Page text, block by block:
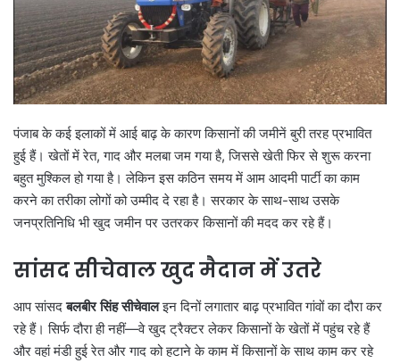
पंजाब के कई इलाकों में आई बाढ़ के कारण किसानों की जमीनें बुरी तरह प्रभावित
हुई हैं। खेतों में रेत, गाद और मलबा जम गया है, जिससे खेती फिर से शुरू करना
बहुत मुश्किल हो गया है। लेकिन इस कठिन समय में आम आदमी पार्टी का काम
करने का तरीका लोगों को उम्मीद दे रहा है। सरकार के साथ-साथ उसके
जनप्रतिनिधि भी खुद जमीन पर उतरकर किसानों की मदद कर रहे हैं।
सांसद सीचेवाल खुद मैदान में उतरे
आप सांसदबलबीर सिंह सीचेवालइन दिनों लगातार बाढ़ प्रभावित गांवों का दौरा कर
रहे हैं। सिर्फ दौरा ही नहीं—वे खुद ट्रैक्टर लेकर किसानों के खेतों में पहुंच रहे हैं
और वहां मंडी हुई रेत और गाद को हटाने के काम में किसानों के साथ काम कर रहे